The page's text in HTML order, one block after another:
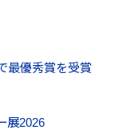
最優秀賞を受賞
展2026